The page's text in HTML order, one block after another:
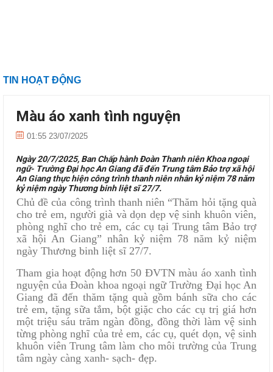
TIN HOẠT ĐỘNG
Màu áo xanh tình nguyện
01:55 23/07/2025
Ngày 20/7/2025, Ban Chấp hành Đoàn Thanh niên Khoa ngoại
ngữ- Trường Đại học An Giang đã đến Trung tâm Bảo trợ xã hội
An Giang thực hiện công trình thanh niên nhân kỷ niệm 78 năm
kỷ niệm ngày Thương binh liệt sĩ 27/7.
Chủ đề của công trình thanh niên “Thăm hỏi tặng quà
cho trẻ em, người già và dọn dẹp vệ sinh khuôn viên,
phòng nghĩ cho trẻ em, các cụ tại Trung tâm Bảo trợ
xã hội An Giang” nhân kỷ niệm 78 năm kỷ niệm
ngày Thương binh liệt sĩ 27/7.
Tham gia hoạt động hơn 50 ĐVTN màu áo xanh tình
nguyện của Đoàn khoa ngoại ngữ Trường Đại học An
Giang đã đến thăm tặng quà gồm bánh sữa cho các
trẻ em, tặng sữa tắm, bột giặc cho các cụ trị giá hơn
một triệu sáu trăm ngàn đồng, đồng thời làm vệ sinh
từng phòng nghĩ của trẻ em, các cụ, quét dọn, vệ sinh
khuôn viên Trung tâm làm cho môi trường của Trung
tâm ngày càng xanh- sạch- đẹp.